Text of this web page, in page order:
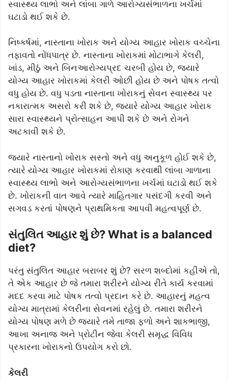
સ્વાસ્થ્ય લાભો અને લાંબા ગાળે આરોગ્યસંભાળના ખર્ચમાં
ઘટાડો થઈ શકે છે.
નિષ્કર્ષમાં, નાસ્તાના ખોરાક અને યોગ્ય આહાર ખોરાક વચ્ચેના
તફાવતો નોંધપાત્ર છે. નાસ્તાના ખોરાકમાં મોટાભાગે કેલરી,
ખાંડ, મીઠું અને બિનઆરોગ્યપ્રદ ચરબી હોય છે, જ્યારે
યોગ્ય આહાર ખોરાકમાં કેલરી ઓછી હોય છે અને પોષક તત્વો
વધુ હોય છે. વધુ પડતા નાસ્તાના ખોરાકનું સેવન સ્વાસ્થ્ય પર
નકારાત્મક અસરો કરી શકે છે, જ્યારે યોગ્ય આહાર ખોરાક
સારા સ્વાસ્થ્યને પ્રોત્સાહન આપી શકે છે અને રોગને
અટકાવી શકે છે.
જ્યારે નાસ્તાનો ખોરાક સસ્તો અને વધુ અનુકૂળ હોઈ શકે છે,
ત્યારે યોગ્ય આહાર ખોરાકમાં રોકાણ કરવાથી લાંબા ગાળાના
સ્વાસ્થ્ય લાભો અને આરોગ્યસંભાળના ખર્ચમાં ઘટાડો થઈ શકે
છે. ખોરાકની વાત આવે ત્યારે માહિતગાર પસંદગી કરવી અને
સગવડ કરતાં પોષણને પ્રાથમિકતા આપવી મહત્વપૂર્ણ છે.
સંતુલિત આહાર શું છે? What is a balanced
diet?
પરંતુ સંતુલિત આહાર બરાબર શું છે? સરળ શબ્દોમાં કહીએ તો,
તે એક આહાર છે જે તમારા શરીરને યોગ્ય રીતે કાર્ય કરવામાં
મદદ કરવા માટે પોષક તત્વો પ્રદાન કરે છે. આહારનું મહત્વ
યોગ્ય માત્રામાં કેલરીના સેવનમાં રહેલું છે. તમારા શરીરને
યોગ્ય પોષણ મળે છે જ્યારે તમે તાજા ફળો અને શાકભાજી,
આખા અનાજ અને પ્રોટીન જેવા કેલરી સમૃદ્ધ વિવિધ
પ્રકારના ખોરાકનો ઉપયોગ કરો છો.
કેલરી